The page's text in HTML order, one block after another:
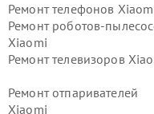
Ремонт телефонов
Ремонт роботов-
Xiaomi
Ремонт телевизоров
Ремонт отпаривателей
Xiaomi